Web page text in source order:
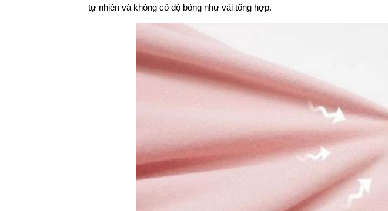
tự nhiên và không có độ bóng như vải tổng hợp.